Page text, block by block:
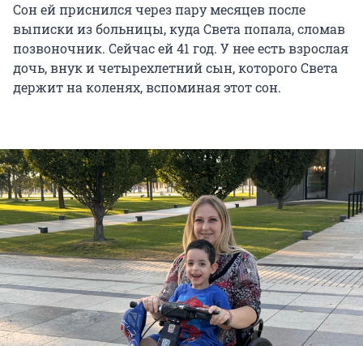
Сон ей приснился через пару месяцев после
выписки из больницы, куда Света попала, сломав
позвоночник. Сейчас ей 41 год. У нее есть взрослая
дочь, внук и четырехлетний сын, которого Света
держит на коленях, вспоминая этот сон.